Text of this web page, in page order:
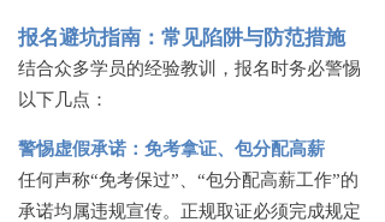
报名避坑指南：常见陷阱与防范措施
结合众多学员的经验教训，报名时务必警惕
以下几点：
警惕虚假承诺：免考拿证、包分配高薪
任何声称“免考保过”、“包分配高薪工作”的
承诺均属违规宣传。正规取证必须完成规定